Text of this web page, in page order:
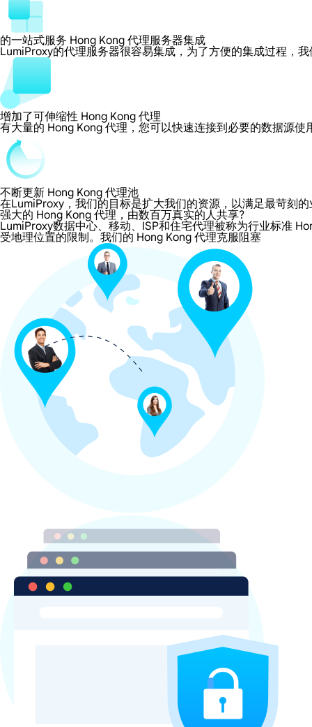
的一站式服务 Hong Kong 代理服务器集成
LumiProxy的代理服务器很容易集成，为了方便的集成过程，
增加了可伸缩性 Hong Kong 代理
有大量的 Hong Kong 代理，您可以快速连接到必要的数据源
不断更新 Hong Kong 代理池
在LumiProxy，我们的目标是扩大我们的资源，以满足最苛刻
强大的 Hong Kong 代理，由数百万真实的人共享?
LumiProxy数据中心、移动、ISP和住宅代理被称为行业标准
受地理位置的限制。我们的 Hong Kong 代理克服阻塞